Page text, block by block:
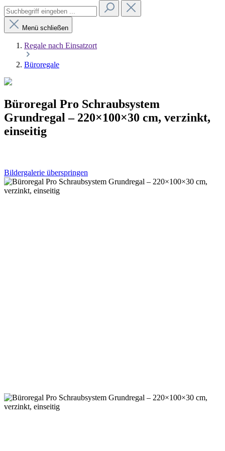
Menü schließen
Regale nach Einsatzort
Büroregale
Büroregal Pro Schraubsystem
Grundregal – 220×100×30 cm, verzinkt,
einseitig
Bildergalerie überspringen